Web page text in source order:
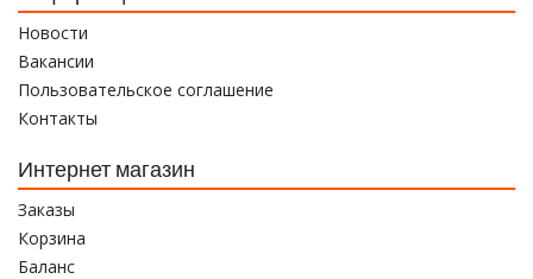
Новости
Вакансии
Пользовательское соглашение
Контакты
Интернет магазин
Заказы
Корзина
Баланс